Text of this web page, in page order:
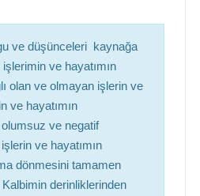
ve düşünceleri kaynağa
ve hayatımın
olan ve olmayan işlerin ve
ve hayatımın
ve negatif
ve hayatımın
dönmesini tamamen
derinliklerinden